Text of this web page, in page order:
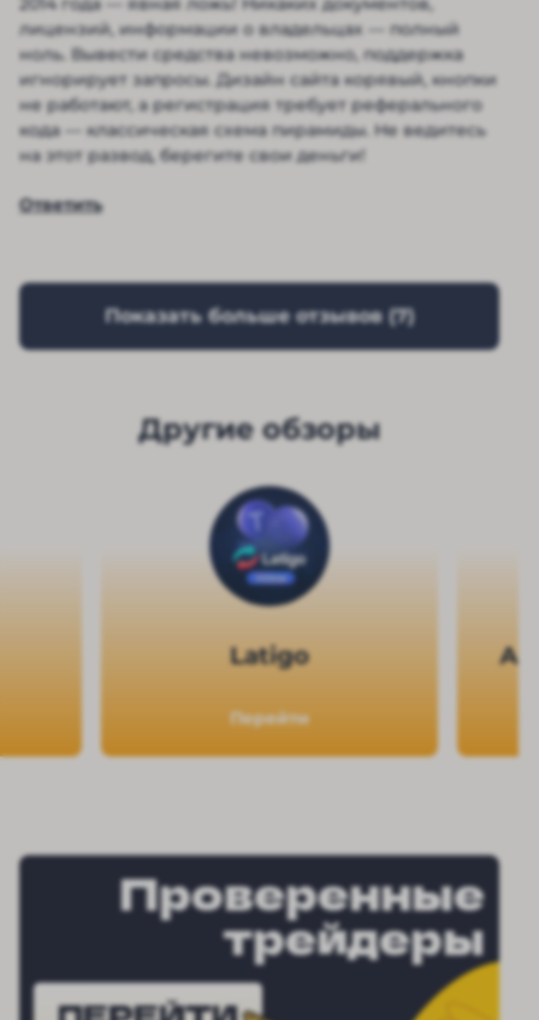
лицензий, информации о владельцах — полный
ноль. Вывести средства невозможно, поддержка
игнорирует запросы. Дизайн сайта корявый, кнопки
не работают, а регистрация требует реферального
кода — классическая схема пирамиды. Не ведитесь
на этот развод, берегите свои деньги!
Ответить
Показать больше отзывов (7)
Другие обзоры
Latigo
Перейти
Проверенные
трейдеры